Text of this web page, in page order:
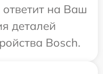
на Ваш
деталей
Bosch.